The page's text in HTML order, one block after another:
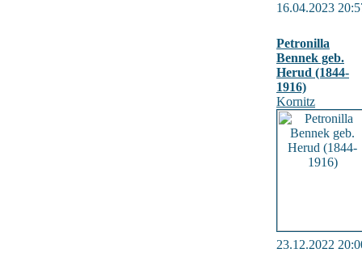
16.04.2023
Petronilla
Bennek geb.
Herud (1844-
1916)
Kornitz
23.12.2022